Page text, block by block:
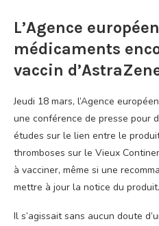
L’Agence
médicaments
vaccin
Jeudi 18 mars, l’Agence
une conférence de presse pour
études sur le lien entre le
thromboses sur le Vieux
à vacciner, même si une
mettre à jour la notice du produit.
Il s’agissait sans aucun doute